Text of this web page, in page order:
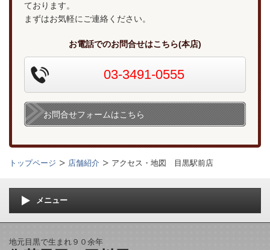
ております。
まずはお気軽にご連絡ください。
お電話でのお問合せはこちら(本店)
03-3491-0555
お問合せフォームはこちら
トップページ 店舗紹介 アクセス・地図 目黒駅前店
メニュー
地元目黒で生まれ９０余年